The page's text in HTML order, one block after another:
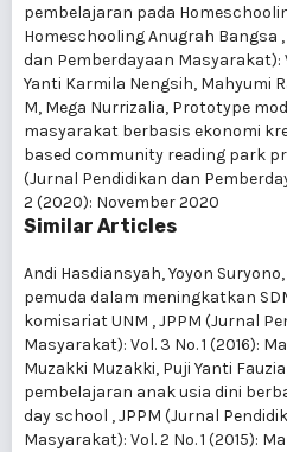
pembelajaran pada
Homeschooling Anugrah Bangsa ,
dan Pemberdayaan Masyarakat):
Yanti Karmila Nengsih, Mahyumi
M, Mega Nurrizalia, Prototype
masyarakat berbasis ekonomi
based community reading park
(Jurnal Pendidikan dan
2 (2020): November 2020
Similar Articles
Andi Hasdiansyah, Yoyon Suryono,
pemuda dalam meningkatkan
komisariat UNM ,JPPM (Jurnal
Masyarakat): Vol. 3 No. 1 (2016):
Muzakki Muzakki, Puji Yanti
pembelajaran anak usia dini
day school ,JPPM (Jurnal
Masyarakat): Vol. 2 No. 1 (2015):